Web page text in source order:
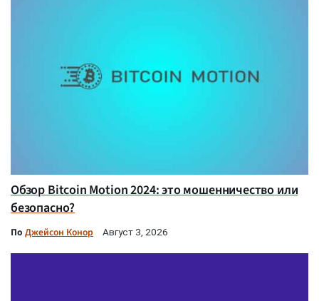
Обзор Bitcoin Motion 2024: это мошенничество или
безопасно?
По Джейсон Конор Август 3, 2026